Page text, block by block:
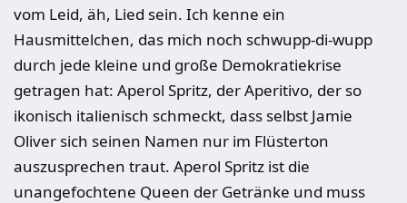
vom Leid, äh, Lied sein. Ich kenne ein
Hausmittelchen, das mich noch schwupp-di-wupp
durch jede kleine und große Demokratiekrise
getragen hat: Aperol Spritz, der Aperitivo, der so
ikonisch italienisch schmeckt, dass selbst Jamie
Oliver sich seinen Namen nur im Flüsterton
auszusprechen traut. Aperol Spritz ist die
unangefochtene Queen der Getränke und muss